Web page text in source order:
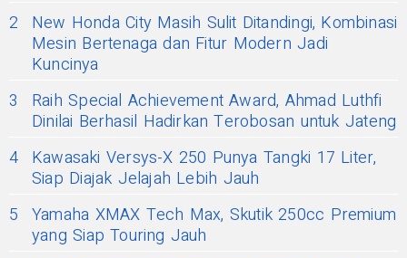
2
New Honda City Masih Sulit Ditandingi, Kombinasi
Mesin Bertenaga dan Fitur Modern Jadi
Kuncinya
3
Raih Special Achievement Award, Ahmad Luthfi
Dinilai Berhasil Hadirkan Terobosan untuk Jateng
4 Kawasaki Versys-X 250 Punya Tangki 17 Liter,
Siap Diajak Jelajah Lebih Jauh
5 Yamaha XMAX Tech Max, Skutik 250cc Premium
yang Siap Touring Jauh